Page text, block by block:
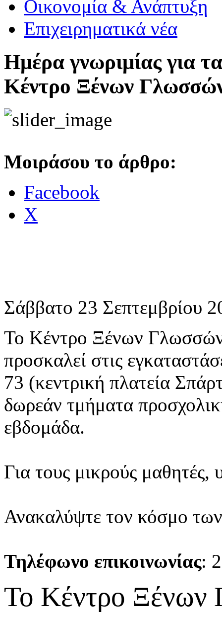
Οικονομία & Ανάπτυξη
Επιχειρηματικά νέα
Ημέρα γνωριμίας για
Κέντρο Ξένων
Μοιράσου το άρθρο:
Facebook
Χ
Σάββατο 23 Σεπτεμβρίου
Το Κέντρο Ξένων
προσκαλεί στις
73 (κεντρική πλατεία
δωρεάν τμήματα
εβδομάδα.
Για τους μικρούς
Ανακαλύψτε τον κόσμο
Τηλέφωνο επικοινωνίας:
Το Κέντρο Ξένων